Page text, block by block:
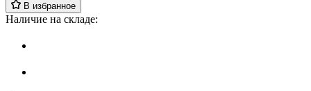
В избранное
Наличие на складе: